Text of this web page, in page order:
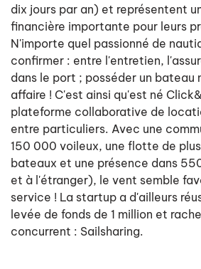
dix jours par an) et représentent
financière importante pour leurs
N'importe quel passionné de
confirmer : entre l'entretien,
dans le port ; posséder un bateau
affaire ! C'est ainsi qu'est né
plateforme collaborative de
entre particuliers. Avec une
150 000 voileux, une flotte de
bateaux et une présence dans
et à l'étranger), le vent semble
service ! La startup a d'ailleurs
levée de fonds de 1 million et
concurrent : Sailsharing.